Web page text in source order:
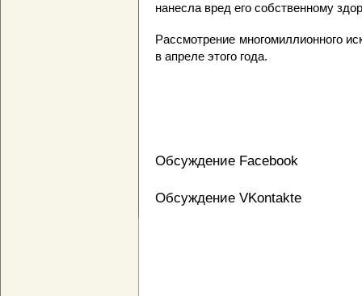
нанесла вред его собственному
Рассмотрение многомиллионного
в апреле этого года.
Обсуждение Facebook
Обсуждение VKontakte